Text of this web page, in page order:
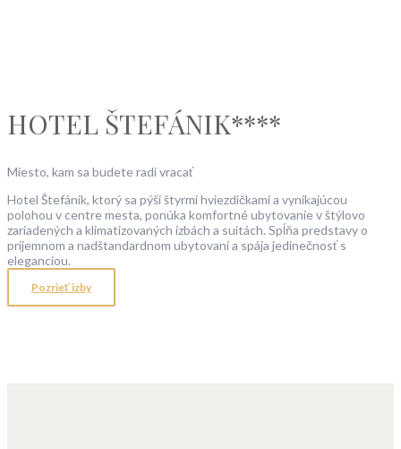
HOTEL ŠTEFÁNIK****
Miesto, kam sa budete radi vracať
Hotel Štefánik, ktorý sa pýši štyrmi hviezdičkami a vynikajúcou
polohou v centre mesta, ponúka komfortné ubytovanie v štýlovo
zariadených a klimatizovaných izbách a suitách. Spĺňa predstavy o
príjemnom a nadštandardnom ubytovaní a spája jedinečnosť s
eleganciou.
Pozrieť izby